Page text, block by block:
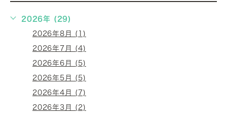
2026年 (29)
2026年8月 (1)
2026年7月 (4)
2026年6月 (5)
2026年5月 (5)
2026年4月 (7)
2026年3月 (2)